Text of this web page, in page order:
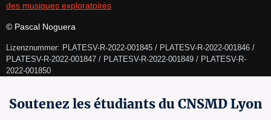
des musiques exploratoires
© Pascal Noguera
Lizenznummer: PLATESV-R-2022-001845 / PLATESV-R-2022-001846 /
PLATESV-R-2022-001847 / PLATESV-R-2022-001849 / PLATESV-R-
2022-001850
Soutenez les étudiants du CNSMD Lyon